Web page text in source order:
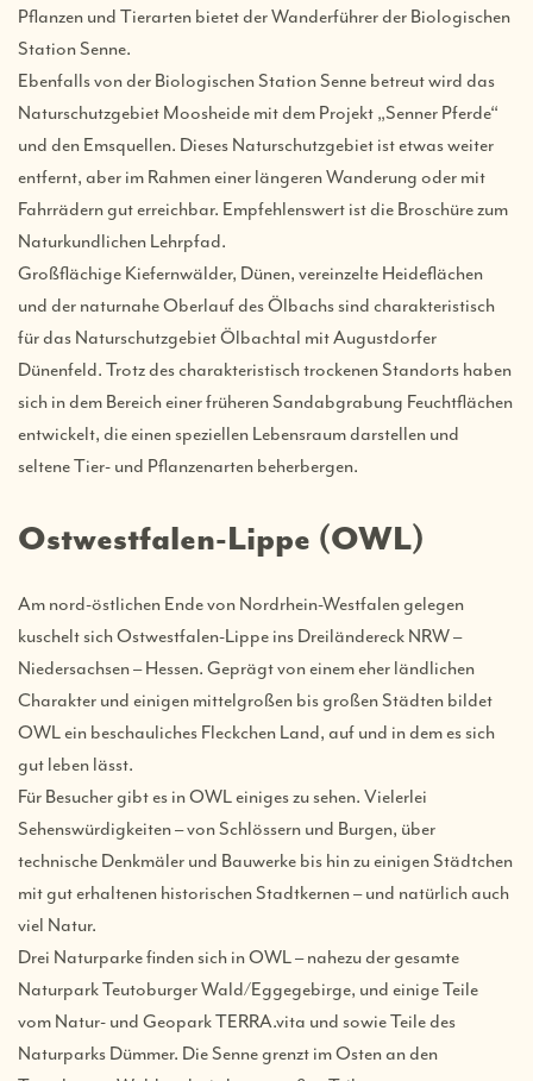
Pflanzen und Tierarten bietet der Wanderführer der Biologischen
Station Senne.
Ebenfalls von der Biologischen Station Senne betreut wird das
Naturschutzgebiet Moosheide mit dem Projekt „Senner Pferde“
und den Emsquellen. Dieses Naturschutzgebiet ist etwas weiter
entfernt, aber im Rahmen einer längeren Wanderung oder mit
Fahrrädern gut erreichbar. Empfehlenswert ist die Broschüre zum
Naturkundlichen Lehrpfad.
Großflächige Kiefernwälder, Dünen, vereinzelte Heideflächen
und der naturnahe Oberlauf des Ölbachs sind charakteristisch
für das Naturschutzgebiet Ölbachtal mit Augustdorfer
Dünenfeld. Trotz des charakteristisch trockenen Standorts haben
sich in dem Bereich einer früheren Sandabgrabung Feuchtflächen
entwickelt, die einen speziellen Lebensraum darstellen und
seltene Tier- und Pflanzenarten beherbergen.
Ostwestfalen-Lippe (OWL)
Am nord-östlichen Ende von Nordrhein-Westfalen gelegen
kuschelt sich Ostwestfalen-Lippe ins Dreiländereck NRW –
Niedersachsen – Hessen. Geprägt von einem eher ländlichen
Charakter und einigen mittelgroßen bis großen Städten bildet
OWL ein beschauliches Fleckchen Land, auf und in dem es sich
gut leben lässt.
Für Besucher gibt es in OWL einiges zu sehen. Vielerlei
Sehenswürdigkeiten – von Schlössern und Burgen, über
technische Denkmäler und Bauwerke bis hin zu einigen Städtchen
mit gut erhaltenen historischen Stadtkernen – und natürlich auch
viel Natur.
Drei Naturparke finden sich in OWL – nahezu der gesamte
Naturpark Teutoburger Wald/Eggegebirge, und einige Teile
vom Natur- und Geopark TERRA.vita und sowie Teile des
Naturparks Dümmer. Die Senne grenzt im Osten an den